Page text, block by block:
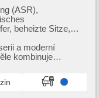
(ASR),
beheizte Sitze,
El.
a moderní
kombinuje